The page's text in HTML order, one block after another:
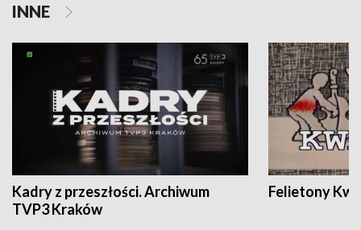
INNE
Kadry z przeszłości. Archiwum
TVP3 Kraków
Felietony